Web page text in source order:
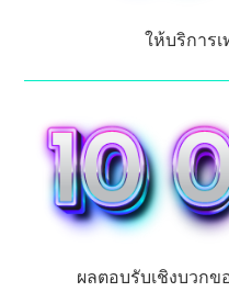
ให้บริการ
ผลตอบรับเชิงบวกข